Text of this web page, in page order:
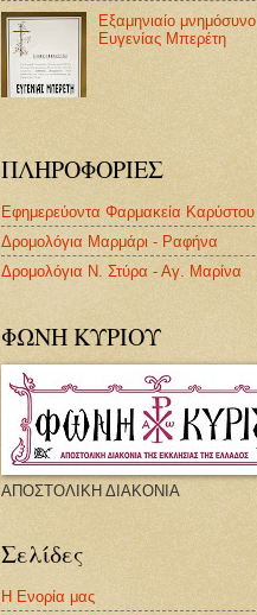
Εξαμηνιαίο μνημόσυνο
Ευγενίας Μπερέτη
ΠΛΗΡΟΦΟΡΙΕΣ
Εφημερεύοντα Φαρμακεία Καρύστου
Δρομολόγια Μαρμάρι - Ραφήνα
Δρομολόγια Ν. Στύρα - Αγ. Μαρίνα
ΦΩΝΗ ΚΥΡΙΟΥ
ΑΠΟΣΤΟΛΙΚΗ ΔΙΑΚΟΝΙΑ
Σελίδες
Η Ενορία μας